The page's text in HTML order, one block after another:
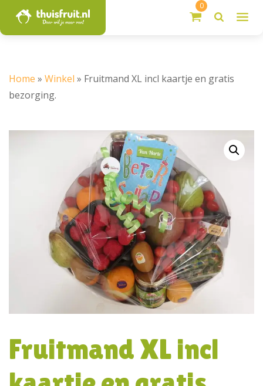
0
Home » Winkel » Fruitmand XL incl kaartje en gratis
bezorging.
Fruitmand XL incl